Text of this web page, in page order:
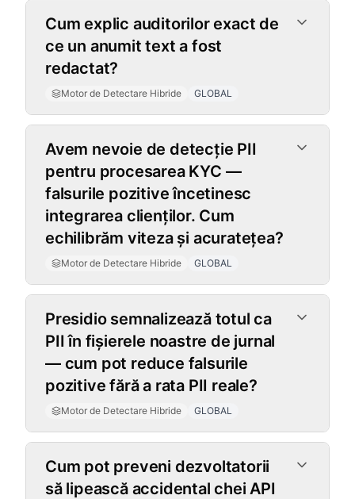
Cum explic auditorilor exact de
ce un anumit text a fost
redactat?
Motor de Detectare Hibride GLOBAL
Avem nevoie de detecție PII
pentru procesarea KYC —
falsurile pozitive încetinesc
integrarea clienților. Cum
echilibrăm viteza și acuratețea?
Motor de Detectare Hibride GLOBAL
Presidio semnalizează totul ca
PII în fișierele noastre de jurnal
— cum pot reduce falsurile
pozitive fără a rata PII reale?
Motor de Detectare Hibride GLOBAL
Integrarea Serverului MCP
Cum pot preveni dezvoltatorii
să lipească accidental chei API